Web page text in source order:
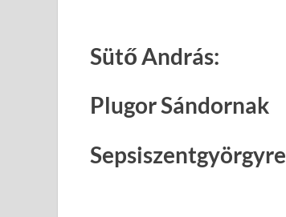
Sütő András:
Plugor Sándornak
Sepsiszentgyörgyre